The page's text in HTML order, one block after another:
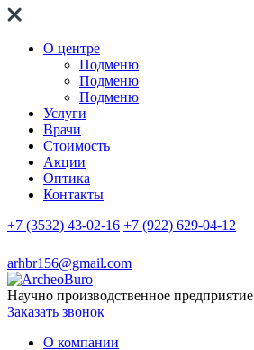
О центре
Подменю
Подменю
Подменю
Услуги
Врачи
Стоимость
Акции
Оптика
Контакты
+7 (3532) 43-02-16 +7 (922) 629-04-12
arhbr156@gmail.com
Научно производственное предприятие
Заказать звонок
О компании